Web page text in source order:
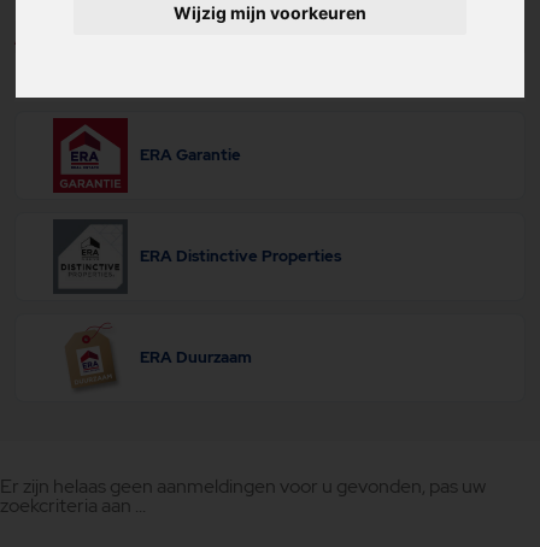
Wijzig mijn voorkeuren
ERA Garantie
ERA Distinctive Properties
ERA Duurzaam
Er zijn helaas geen aanmeldingen voor u gevonden, pas uw
zoekcriteria aan ...